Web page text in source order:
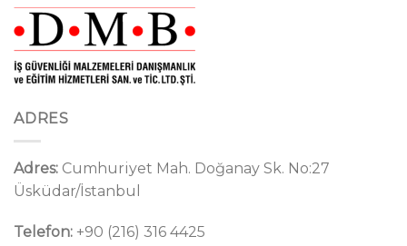
ADRES
Adres: Cumhuriyet Mah. Doğanay Sk. No:27
Üsküdar/İstanbul
Telefon: +90 (216) 316 4425